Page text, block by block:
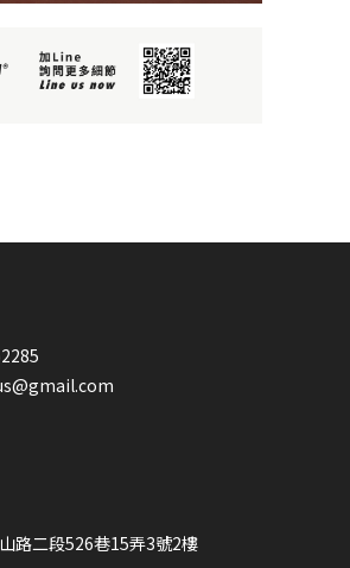
路二段526巷15弄3號2樓